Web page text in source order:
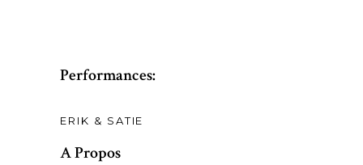
Performances:
ERIK & SATIE
A Propos